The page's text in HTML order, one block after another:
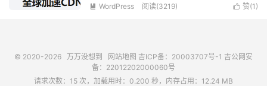
 赞(1 )
 WordPress 阅读(3219)
© 2020-2026 万万没想到 网站地图 吉ICP备：20003707号-1 吉公网安
备：22012202000060号
请求次数：15 次，加载用时：0.200 秒，内存占用：12.24 MB